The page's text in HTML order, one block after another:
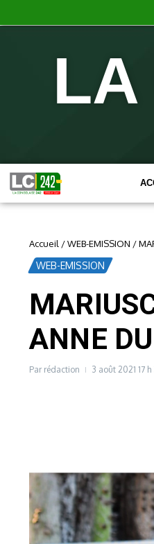
LA
Accueil /WEB-EMISSION /
WEB-EMISSION
ANNE
Par rédaction 3 août 2021 17